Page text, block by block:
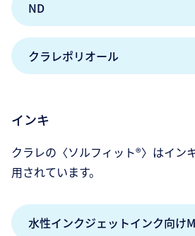
ND
クラレポリオール
インキ
クラレの〈ソルフィット®〉はイン
用されています。
水性インクジェットインク向け